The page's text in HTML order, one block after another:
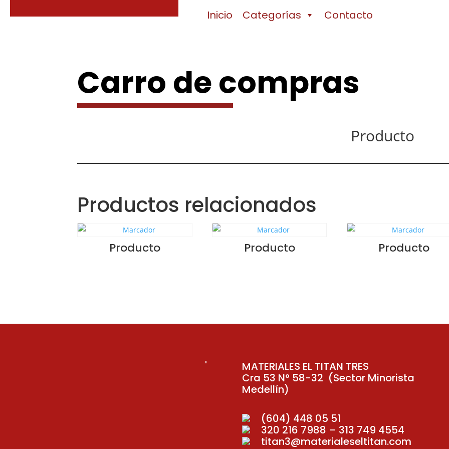
Inicio Categorías Contacto
Carro de compras
Producto
Productos relacionados
Producto Producto Producto
MATERIALES EL TITAN TRES
Cra 53 N° 58-32 (Sector Minorista
Medellín)
(604) 448 05 51
320 216 7988 – 313 749 4554
titan3@materialeseltitan.com